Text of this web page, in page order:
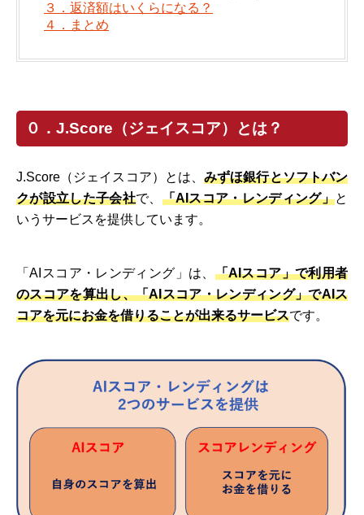
３．返済額はいくらになる？
４．まとめ
０．J.Score（ジェイスコア）とは？
J.Score（ジェイスコア）とは、みずほ銀行とソフトバン
クが設立した子会社で、 「AIスコア・レンディング」と
いうサービスを提供しています。
「AIスコア・レンディング」は、 「AIスコア」で利用者
のスコアを算出し、「AIスコア・レンディング」でAIス
コアを元にお金を借りることが出来るサービスです。